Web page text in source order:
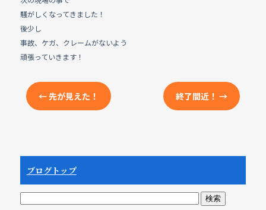
騒がしくなってきました！
後少し
事故、ケガ、クレームがないよう
頑張っていきます！
←先が見えた！ 終了間近！→
ブログトップ